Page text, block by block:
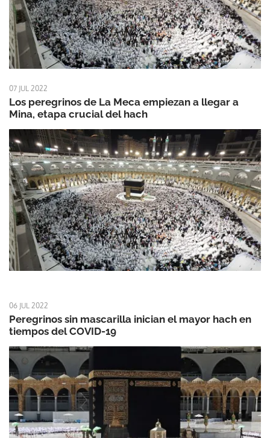
07 JUL 2022
Los peregrinos de La Meca empiezan a llegar a
Mina, etapa crucial del hach
06 JUL 2022
Peregrinos sin mascarilla inician el mayor hach en
tiempos del COVID-19